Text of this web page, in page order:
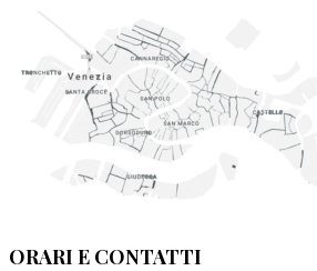
ORARI E CONTATTI